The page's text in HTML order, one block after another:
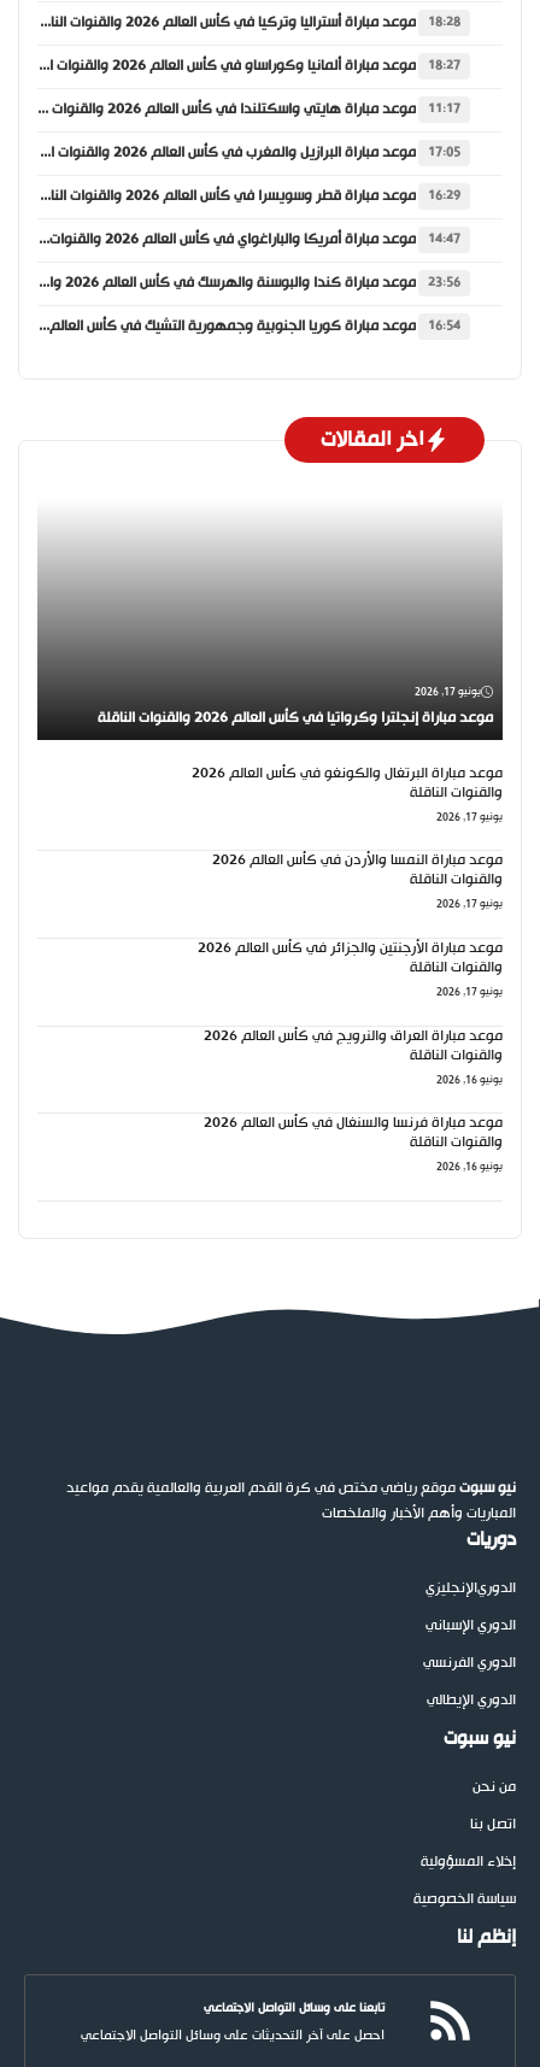
18:28 موعد مباراة أستراليا وتركيا في كأس العالم 2026 والقنوات الناقلة
18:27 موعد مباراة ألمانيا وكوراساو في كأس العالم 2026 والقنوات الناقلة
11:17 موعد مباراة هايتي واسكتلندا في كأس العالم 2026 والقنوات الناقلة
17:05 موعد مباراة البرازيل والمغرب في كأس العالم 2026 والقنوات الناقلة
16:29 موعد مباراة قطر وسويسرا في كأس العالم 2026 والقنوات الناقلة
14:47 موعد مباراة أمريكا والباراغواي في كأس العالم 2026 والقنوات الناقلة
23:56 موعد مباراة كندا والبوسنة والهرسك في كأس العالم 2026 والقنوات الناقلة
16:54 موعد مباراة كوريا الجنوبية وجمهورية التشيك في كأس العالم 2026 والقنوات الناقلة
اخر المقالات
يونيو 17, 2026
موعد مباراة إنجلترا وكرواتيا في كأس العالم 2026 والقنوات الناقلة
موعد مباراة البرتغال والكونغو في كأس العالم 2026
والقنوات الناقلة
يونيو 17, 2026
موعد مباراة النمسا والأردن في كأس العالم 2026
والقنوات الناقلة
يونيو 17, 2026
موعد مباراة الأرجنتين والجزائر في كأس العالم 2026
والقنوات الناقلة
يونيو 17, 2026
موعد مباراة العراق والنرويج في كأس العالم 2026
والقنوات الناقلة
يونيو 16, 2026
موعد مباراة فرنسا والسنغال في كأس العالم 2026
والقنوات الناقلة
يونيو 16, 2026
نيو سبوتموقع رياضي مختص في كرة القدم العربية والعالمية يقدم مواعيد
المباريات وأهم الأخبار والملخصات
دوريات
الدوريالإنجليزي
الدوري الإسباني
الدوري الفرنسي
الدوري الإيطالي
نيو سبوت
من نحن
اتصل بنا
إخلاء المسؤولية
سياسة الخصوصية
إنظم لنا
تابعنا على وسائل التواصل الاجتماعي
احصل على آخر التحديثات على وسائل التواصل الاجتماعي